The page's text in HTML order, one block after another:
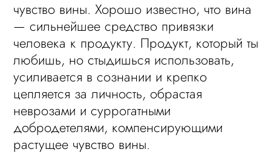
чувство вины. Хорошо известно, что вина
— сильнейшее средство привязки
человека к продукту. Продукт, который ты
любишь, но стыдишься использовать,
усиливается в сознании и крепко
цепляется за личность, обрастая
неврозами и суррогатными
добродетелями, компенсирующими
растущее чувство вины.